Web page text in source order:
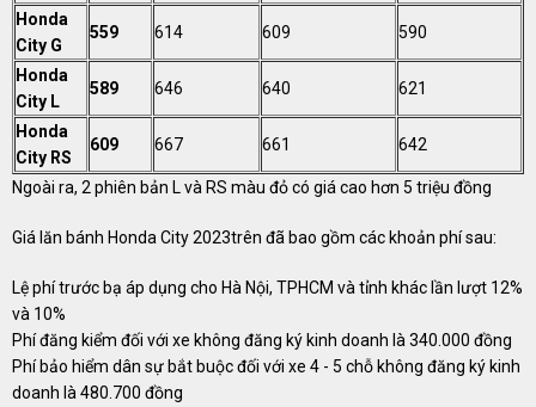
Honda
City G
559 614 609 590
Honda
City L
589 646 640 621
Honda
City RS
609 667 661 642
Ngoài ra, 2 phiên bản L và RS màu đỏ có giá cao hơn 5 triệu đồng
Giá lăn bánh Honda City 2023trên đã bao gồm các khoản phí sau:
Lệ phí trước bạ áp dụng cho Hà Nội, TPHCM và tỉnh khác lần lượt 12%
và 10%
Phí đăng kiểm đối với xe không đăng ký kinh doanh là 340.000 đồng
Phí bảo hiểm dân sự bắt buộc đối với xe 4 - 5 chỗ không đăng ký kinh
doanh là 480.700 đồng